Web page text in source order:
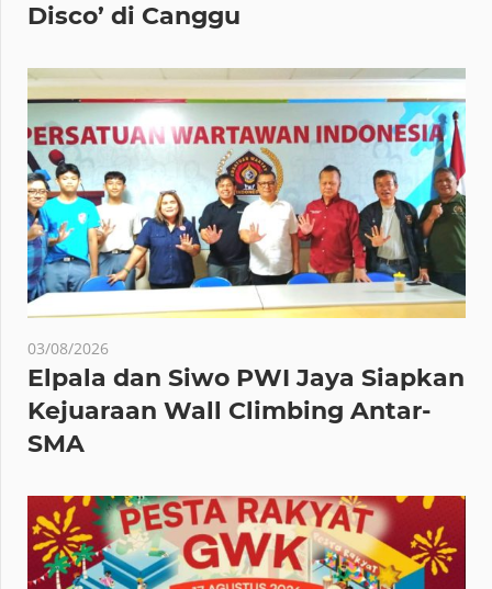
Disco’ di Canggu
03/08/2026
Elpala dan Siwo PWI Jaya Siapkan
Kejuaraan Wall Climbing Antar-
SMA